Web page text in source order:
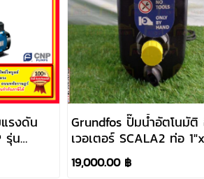
รงดัน
รุ่น
Grundfos ปั๊มน้ำอัตโนมัติ
เวอเตอร์ SCALA2 ท่อ
550W 220V
19,000.00 ฿